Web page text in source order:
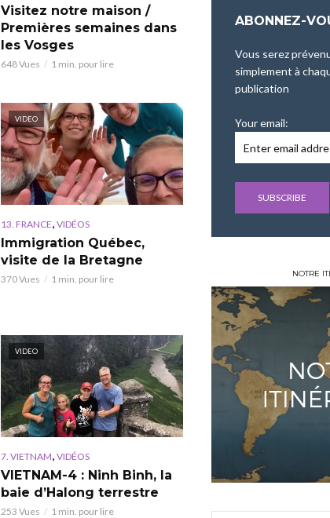
Visitez notre maison /
Premières semaines dans
les Vosges
648 Vues 1 min. pour lire
VIDEO
13. FRANCE, VIDÉOS
Immigration Québec,
visite de la Bretagne
370 Vues 1 min. pour lire
VIDEO
7. VIETNAM, VIDÉOS
VIETNAM-4 : Ninh Binh, la
baie d’Halong terrestre
253 Vues 1 min. pour lire
ABONNEZ-
Vous serez
simplement à
publication
Your email:
NOTRE